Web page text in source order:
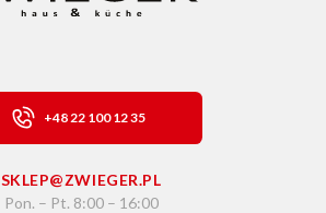
+48 22 100 12 35
SKLEP@ZWIEGER.PL
Pon. – Pt. 8:00 – 16:00